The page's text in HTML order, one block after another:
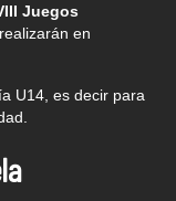
Juegos
en
U14, es decir para